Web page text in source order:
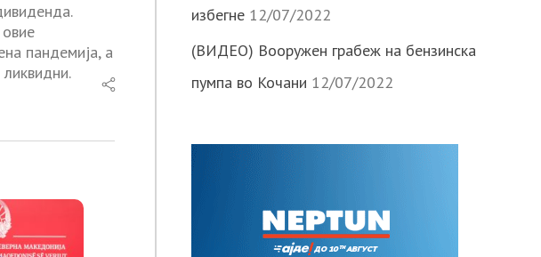
пандемија, а
избегне 12/07/2022
(ВИДЕО) Вооружен грабеж на бензинска
пумпа во Кочани 12/07/2022